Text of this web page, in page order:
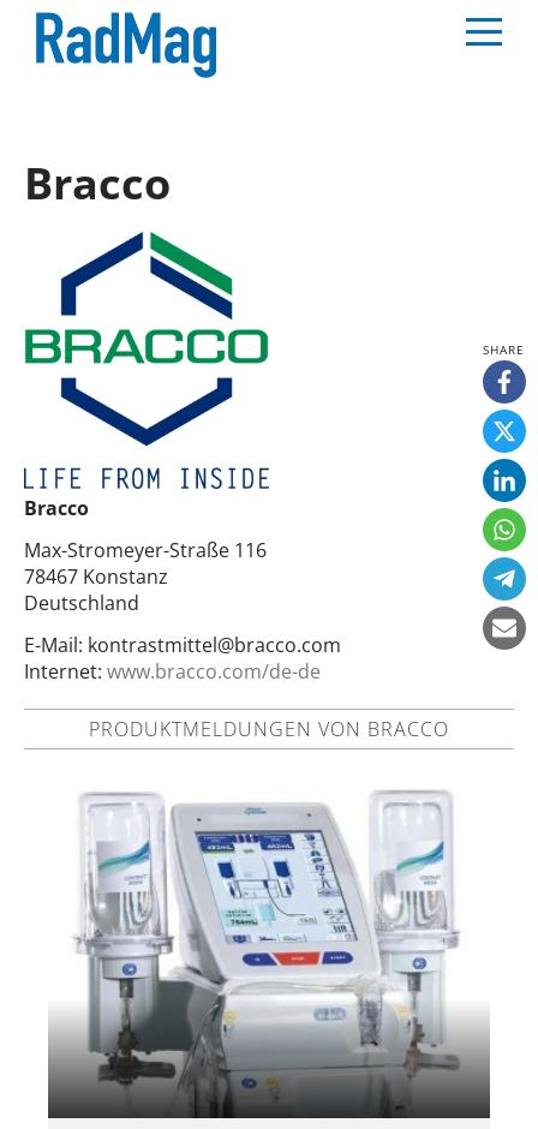
Bracco
Bracco
Max-Stromeyer-Straße 116
78467 Konstanz
Deutschland
E-Mail: kontrastmittel@bracco.com
Internet: www.bracco.com/de-de
PRODUKTMELDUNGEN VON BRACCO